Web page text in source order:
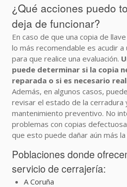
¿Qué acciones puedo
deja de funcionar?
En caso de que una copia de
lo más recomendable es acudir
para que realice una evaluación.
puede determinar si la copia
reparada o si es necesario
Además, en algunos casos,
revisar el estado de la cerradura
mantenimiento preventivo. No
problemas con copias
que esto puede dañar aún más
Poblaciones donde
servicio de cerrajería:
A Coruña